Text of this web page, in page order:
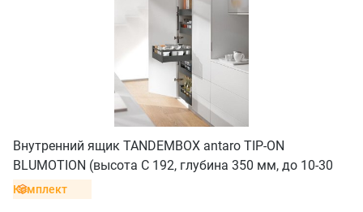
Внутренний ящик TANDEMBOX antaro TIP-ON
BLUMOTION (высота C 192, глубина 350 мм, до 10-30
кг), серый орион
Комплект